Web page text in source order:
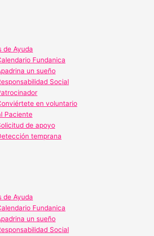
de Ayuda
Fundanica
un sueño
Social
en voluntario
Paciente
de apoyo
temprana
de Ayuda
Fundanica
un sueño
Social